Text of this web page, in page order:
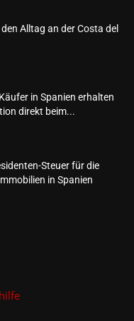
Alltag an der Costa del
in Spanien erhalten
direkt beim...
Steuer für die
in Spanien